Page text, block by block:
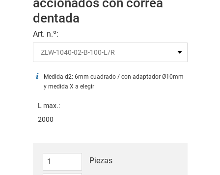
accionados con correa
dentada
Art. n.º:
Medida d2: 6mm cuadrado / con adaptador Ø10mm
y medida X a elegir
L max.:
2000
Piezas